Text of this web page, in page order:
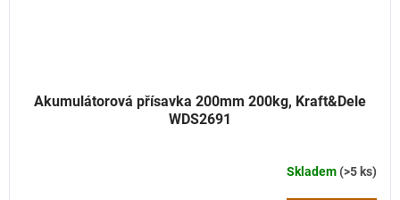
Akumulátorová přísavka 200mm 200kg, Kraft&Dele
WDS2691
Skladem(>5 ks)